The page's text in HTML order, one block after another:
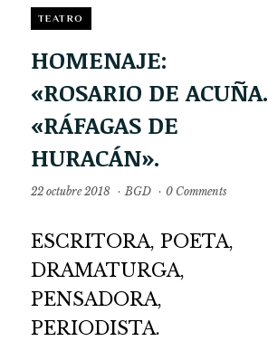
TEATRO
HOMENAJE:
«ROSARIO DE ACUÑA.
«RÁFAGAS DE
HURACÁN».
22 octubre 2018 · BGD · 0 Comments
ESCRITORA, POETA,
DRAMATURGA,
PENSADORA,
PERIODISTA.